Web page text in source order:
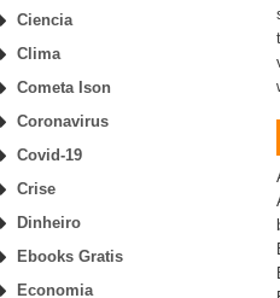
Ciencia
Clima
Cometa Ison
Coronavirus
Covid-19
Crise
Dinheiro
Ebooks Gratis
Economia